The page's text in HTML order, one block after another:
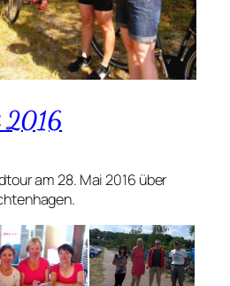
2016
am 28. Mai 2016 über